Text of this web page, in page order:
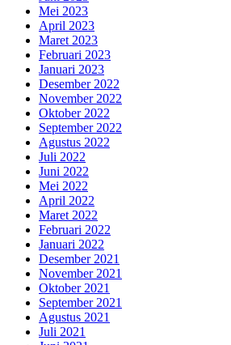
Mei 2023
April 2023
Maret 2023
Februari 2023
Januari 2023
Desember 2022
November 2022
Oktober 2022
September 2022
Agustus 2022
Juli 2022
Juni 2022
Mei 2022
April 2022
Maret 2022
Februari 2022
Januari 2022
Desember 2021
November 2021
Oktober 2021
September 2021
Agustus 2021
Juli 2021